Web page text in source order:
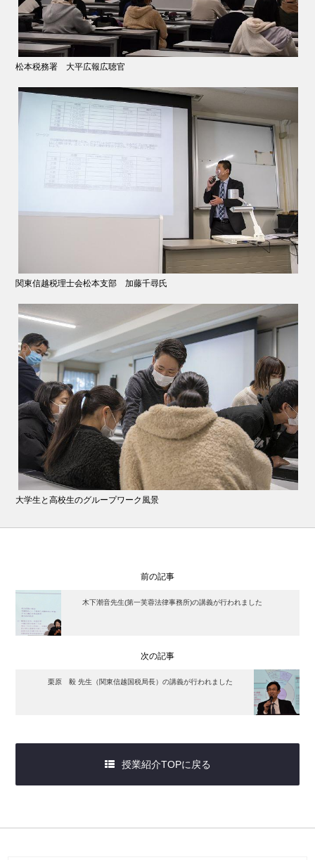
松本税務署 大平広報広聴官
関東信越税理士会松本支部 加藤千尋氏
大学生と高校生のグループワーク風景
前の記事
木下潮音先生(第一芙蓉法律事務所)の講義が行われました
次の記事
栗原 毅 先生（関東信越国税局長）の講義が行われました
授業紹介TOPに戻る